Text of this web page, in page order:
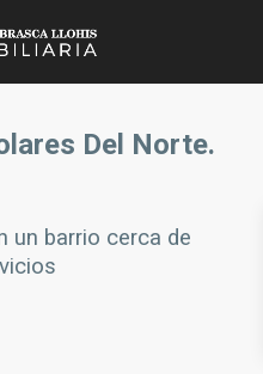
Del Norte.
un barrio cerca de